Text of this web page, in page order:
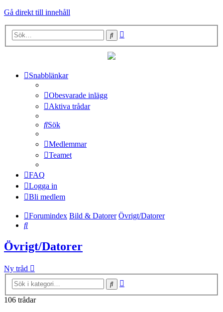
Gå direkt till innehåll
Sök
Snabblänkar
Obesvarade inlägg
Aktiva trådar
Sök
Medlemmar
Teamet
FAQ
Logga in
Bli medlem
Forumindex Bild & Datorer Övrigt/Datorer
Sök
Övrigt/Datorer
Ny tråd
Sök
106 trådar